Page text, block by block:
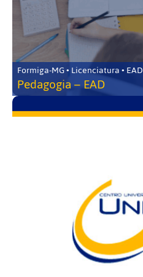
Formiga-MG • Licenciatura • EAD
Pedagogia – EAD